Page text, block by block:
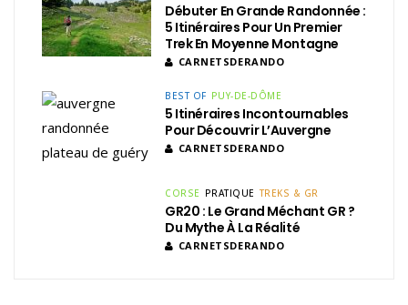
Débuter En Grande Randonnée :
5 Itinéraires Pour Un Premier
Trek En Moyenne Montagne
CARNETSDERANDO
BEST OF PUY-DE-DÔME
5 Itinéraires Incontournables
Pour Découvrir L’Auvergne
CARNETSDERANDO
CORSE PRATIQUE TREKS & GR
GR20 : Le Grand Méchant GR ?
Du Mythe À La Réalité
CARNETSDERANDO